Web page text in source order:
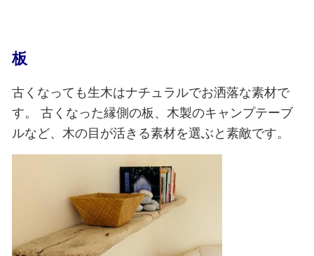
板
古くなっても生木はナチュラルでお洒落な素材で
す。
古くなった縁側の板、木製のキャンプテーブ
ルなど、木の目が活きる素材を選ぶと素敵です。